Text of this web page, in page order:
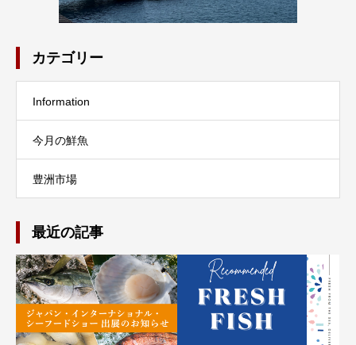
カテゴリー
Information
今月の鮮魚
豊洲市場
最近の記事